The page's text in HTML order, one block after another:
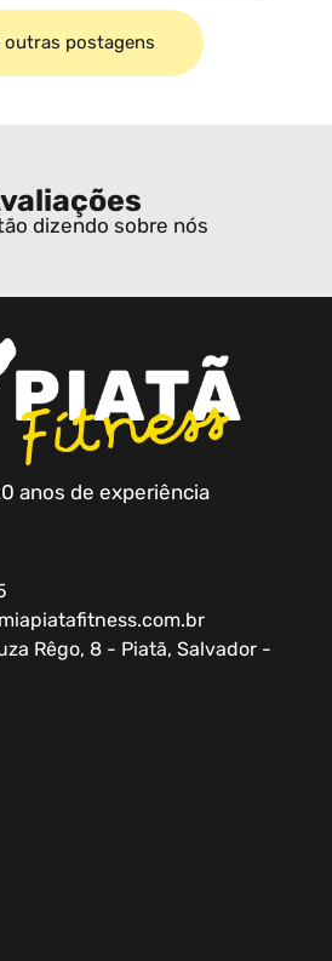
outras postagens
dizendo sobre nós
anos de experiência
Rêgo, 8 - Piatã, Salvador -